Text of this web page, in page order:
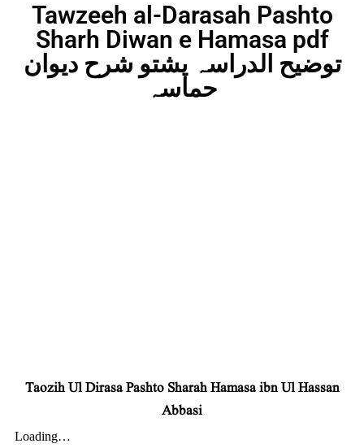
Tawzeeh al-Darasah Pashto
Sharh Diwan e Hamasa pdf
توضیح الدراسہ پشتو شرح دیوان
حماسہ
Taozih Ul Dirasa Pashto Sharah Hamasa ibn Ul Hassan
Abbasi